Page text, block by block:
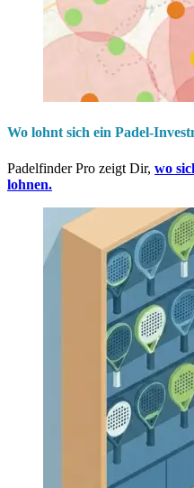
Wo lohnt sich ein Padel-
Padelfinder Pro zeigt Dir, wo
lohnen.